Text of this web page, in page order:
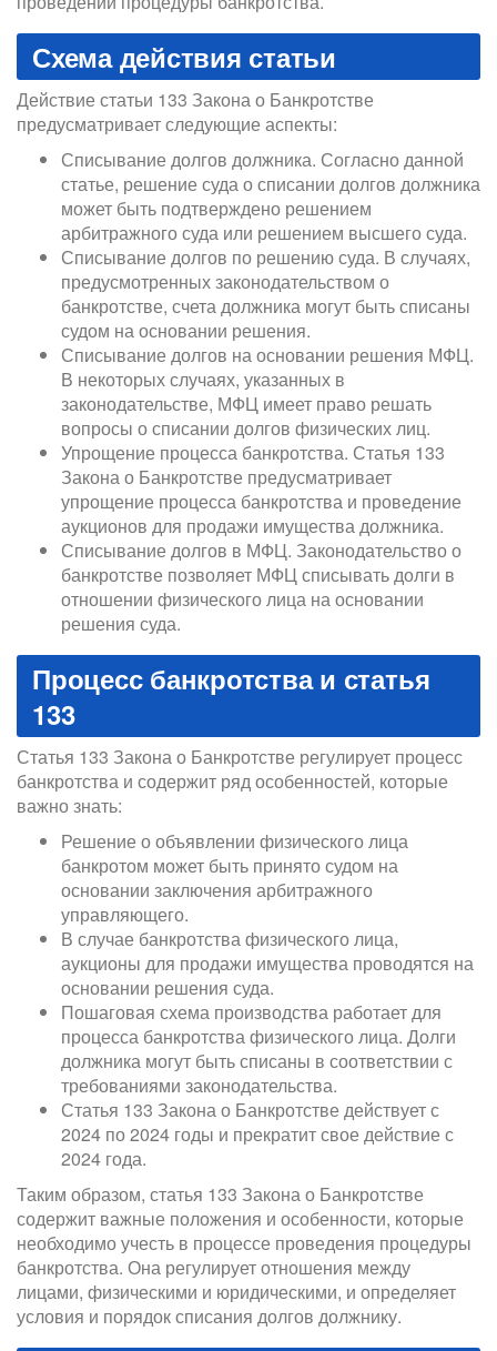
Схема действия статьи
Действие статьи 133 Закона о Банкротстве
предусматривает следующие аспекты:
Списывание долгов должника. Согласно данной
статье, решение суда о списании долгов должника
может быть подтверждено решением
арбитражного суда или решением высшего суда.
Списывание долгов по решению суда. В случаях,
предусмотренных законодательством о
банкротстве, счета должника могут быть списаны
судом на основании решения.
Списывание долгов на основании решения МФЦ.
В некоторых случаях, указанных в
законодательстве, МФЦ имеет право решать
вопросы о списании долгов физических лиц.
Упрощение процесса банкротства. Статья 133
Закона о Банкротстве предусматривает
упрощение процесса банкротства и проведение
аукционов для продажи имущества должника.
Списывание долгов в МФЦ. Законодательство о
банкротстве позволяет МФЦ списывать долги в
отношении физического лица на основании
решения суда.
Процесс банкротства и статья
133
Статья 133 Закона о Банкротстве регулирует процесс
банкротства и содержит ряд особенностей, которые
важно знать:
Решение о объявлении физического лица
банкротом может быть принято судом на
основании заключения арбитражного
управляющего.
В случае банкротства физического лица,
аукционы для продажи имущества проводятся на
основании решения суда.
Пошаговая схема производства работает для
процесса банкротства физического лица. Долги
должника могут быть списаны в соответствии с
требованиями законодательства.
Статья 133 Закона о Банкротстве действует с
2024 по 2024 годы и прекратит свое действие с
2024 года.
Таким образом, статья 133 Закона о Банкротстве
содержит важные положения и особенности, которые
необходимо учесть в процессе проведения процедуры
банкротства. Она регулирует отношения между
лицами, физическими и юридическими, и определяет
условия и порядок списания долгов должнику.